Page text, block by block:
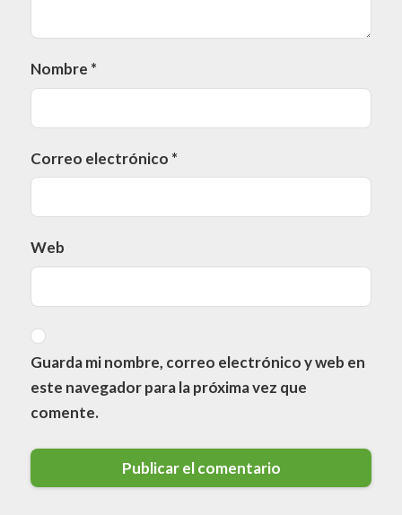
Nombre *
Correo electrónico *
Web
Guarda mi nombre, correo electrónico y web en
este navegador para la próxima vez que
comente.